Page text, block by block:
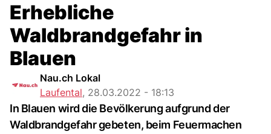
Erhebliche
Waldbrandgefahr in
Blauen
Nau.ch Lokal
Laufental, 28.03.2022 - 18:13
In Blauen wird die Bevölkerung aufgrund der
Waldbrandgefahr gebeten, beim Feuermachen